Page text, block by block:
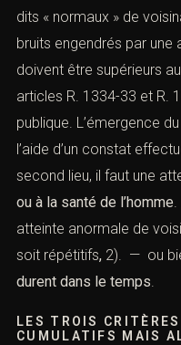
dits « normaux » de
bruits engendrés par une
doivent être supérieurs
articles R. 1334-33 et R.
publique. L’émergence
l’aide d’un constat
second lieu, il faut une
ou à la santé de l’homme
atteinte anormale de
soit répétitifs, 2). — ou
durent dans le temps
LES TROIS
CUMULATIFS MAIS